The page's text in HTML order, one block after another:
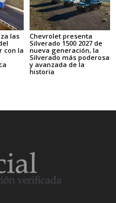
las
con la
Chevrolet presenta
Silverado 1500 2027 de
nueva generación, la
Silverado más poderosa
y avanzada de la
historia